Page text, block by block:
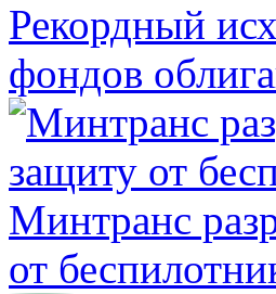
Рекордный
фондов
Минтранс
от